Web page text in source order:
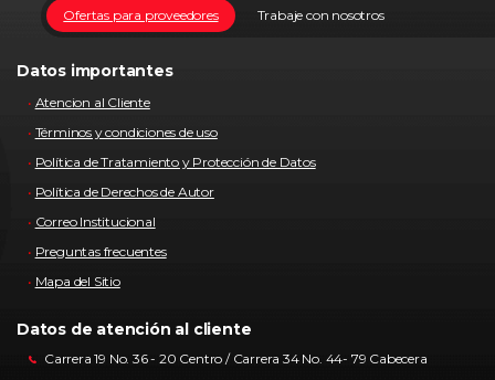
Trabaje con nosotros
Ofertas para proveedores
Datos importantes
Atencion al Cliente
Términos y condiciones de uso
Política de Tratamiento y Protección de Datos
Política de Derechos de Autor
Correo Institucional
Preguntas frecuentes
Mapa del Sitio
Datos de atención al cliente
Carrera 19 No. 36 - 20 Centro / Carrera 34 No. 44- 79 Cabecera